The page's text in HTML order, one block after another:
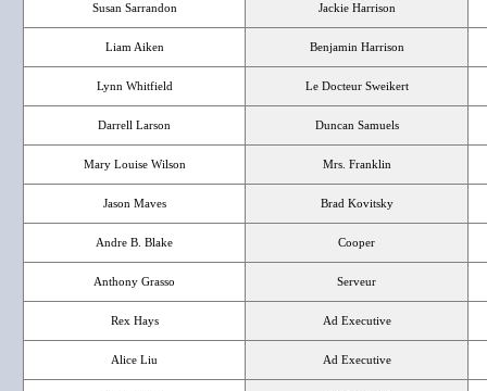
Susan Sarrandon Jackie Harrison
Liam Aiken Benjamin Harrison
Lynn Whitfield Le Docteur Sweikert
Darrell Larson Duncan Samuels
Mary Louise Wilson Mrs. Franklin
Jason Maves Brad Kovitsky
Andre B. Blake Cooper
Anthony Grasso Serveur
Rex Hays Ad Executive
Alice Liu Ad Executive